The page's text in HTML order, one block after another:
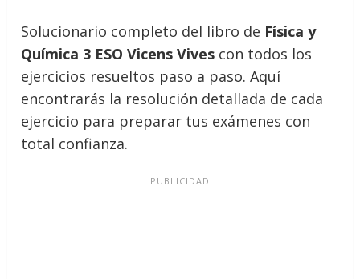
Solucionario completo del libro de Física y
Química 3 ESO Vicens Vives con todos los
ejercicios resueltos paso a paso. Aquí
encontrarás la resolución detallada de cada
ejercicio para preparar tus exámenes con
total confianza.